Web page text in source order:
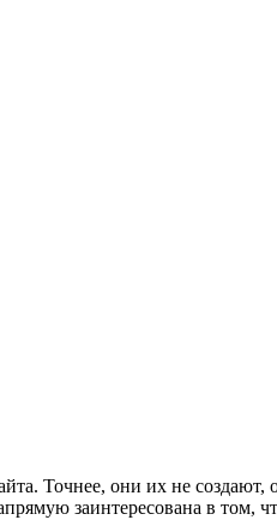
Точнее, они их не создают,
заинтересована в том,